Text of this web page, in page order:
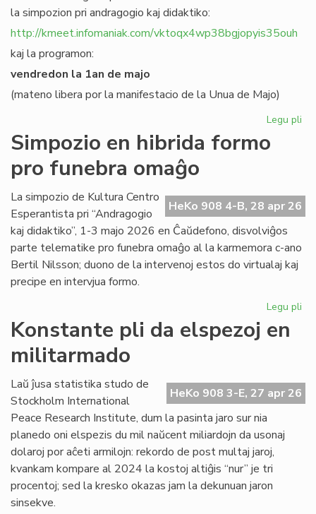
la simpozion pri andragogio kaj didaktiko:
http://kmeet.infomaniak.com/vktoqx4wp38bgjopyis35ouh
kaj la programon:
vendredon la 1an de majo
(mateno libera por la manifestacio de la Unua de Majo)
Legu pli
Simpozio en hibrida formo
pro funebra omaĝo
HeKo 908 4-B, 28 apr 26
La simpozio de Kultura Centro
Esperantista pri “Andragogio
kaj didaktiko”, 1-3 majo 2026 en Ĉaŭdefono, disvolviĝos
parte telematike pro funebra omaĝo al la karmemora c-ano
Bertil Nilsson; duono de la intervenoj estos do virtualaj kaj
precipe en intervjua formo.
Legu pli
pro
Konstante pli da elspezoj en
militarmado
HeKo 908 3-E, 27 apr 26
Laŭ ĵusa statistika studo de
Stockholm International
Peace Research Institute, dum la pasinta jaro sur nia
planedo oni elspezis du mil naŭcent miliardojn da usonaj
dolaroj por aĉeti armilojn: rekordo de post multaj jaroj,
kvankam kompare al 2024 la kostoj altiĝis “nur” je tri
procentoj; sed la kresko okazas jam la dekunuan jaron
sinsekve.